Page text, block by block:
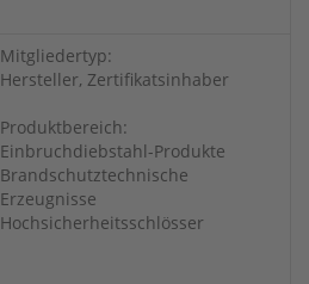
Mitgliedertyp:
Hersteller, Zertifikatsinhaber
Produktbereich:
Einbruchdiebstahl-Produkte
Brandschutztechnische
Erzeugnisse
Hochsicherheitsschlösser